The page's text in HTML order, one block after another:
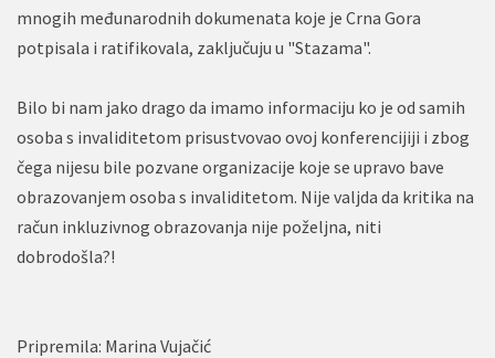
mnogih međunarodnih dokumenata koje je Crna Gora
potpisala i ratifikovala, zaključuju u "Stazama".
Bilo bi nam jako drago da imamo informaciju ko je od samih
osoba s invaliditetom prisustvovao ovoj konferencijiji i zbog
čega nijesu bile pozvane organizacije koje se upravo bave
obrazovanjem osoba s invaliditetom. Nije valjda da kritika na
račun inkluzivnog obrazovanja nije poželjna, niti
dobrodošla?!
Pripremila: Marina Vujačić